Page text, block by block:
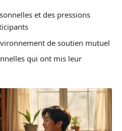
et des pressions
de soutien mutuel
qui ont mis leur